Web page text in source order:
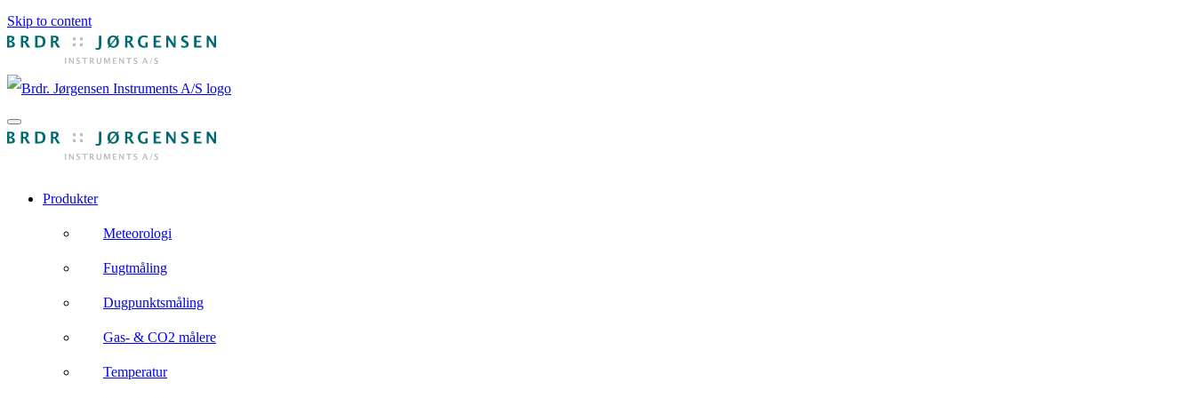
Skip to content
Produkter
Meteorologi
Fugtmåling
Dugpunktsmåling
Gas- & CO2 målere
Temperatur